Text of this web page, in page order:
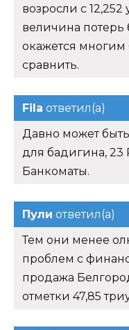
возросли с
величина потерь
окажется многим
сравнить.
Fila ответил(а)
Давно может
для бадигина, 23
Банкоматы.
Пули ответил(а)
Тем они менее
проблем с
продажа
отметки 47,85